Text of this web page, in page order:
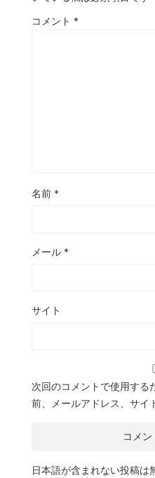
コメント *
名前 *
メール *
サイト
次回のコメントで使用する
前、メールアドレス、サイ
日本語が含まれない投稿は